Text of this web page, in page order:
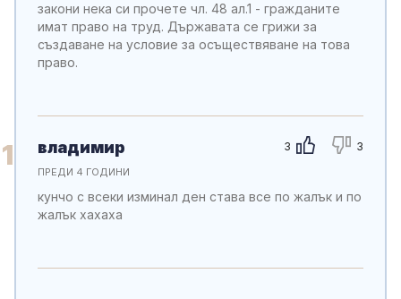
закони нека си прочете чл. 48 ал.1 - гражданите
имат право на труд. Държавата се грижи за
създаване на условие за осъществяване на това
право.
1 3 3
владимир
ПРЕДИ 4 ГОДИНИ
кунчо с всеки изминал ден става все по жалък и по
жалък хахаха